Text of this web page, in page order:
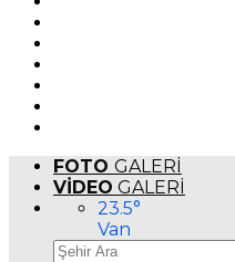
FOTO GALERİ
VİDEO GALERİ
23.5°
Van